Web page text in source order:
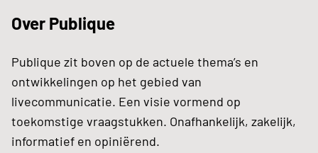
Over Publique
Publique zit boven op de actuele thema’s en
ontwikkelingen op het gebied van
livecommunicatie. Een visie vormend op
toekomstige vraagstukken. Onafhankelijk, zakelijk,
informatief en opiniërend.